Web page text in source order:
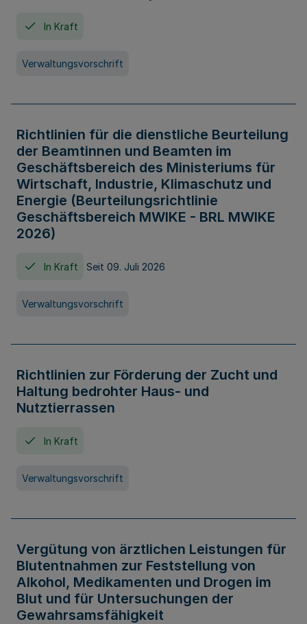
In Kraft
Verwaltungsvorschrift
Richtlinien für die dienstliche Beurteilung
der Beamtinnen und Beamten im
Geschäftsbereich des Ministeriums für
Wirtschaft, Industrie, Klimaschutz und
Energie (Beurteilungsrichtlinie
Geschäftsbereich MWIKE - BRL MWIKE
2026)
In Kraft Seit 09. Juli 2026
Verwaltungsvorschrift
Richtlinien zur Förderung der Zucht und
Haltung bedrohter Haus- und
Nutztierrassen
In Kraft
Verwaltungsvorschrift
Vergütung von ärztlichen Leistungen für
Blutentnahmen zur Feststellung von
Alkohol, Medikamenten und Drogen im
Blut und für Untersuchungen der
Gewahrsamsfähigkeit